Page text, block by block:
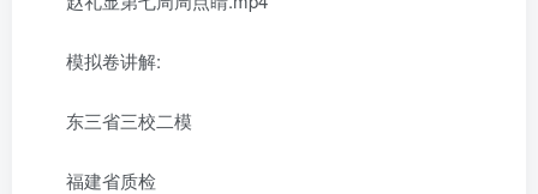
模拟卷讲解:
东三省三校二模
福建省质检